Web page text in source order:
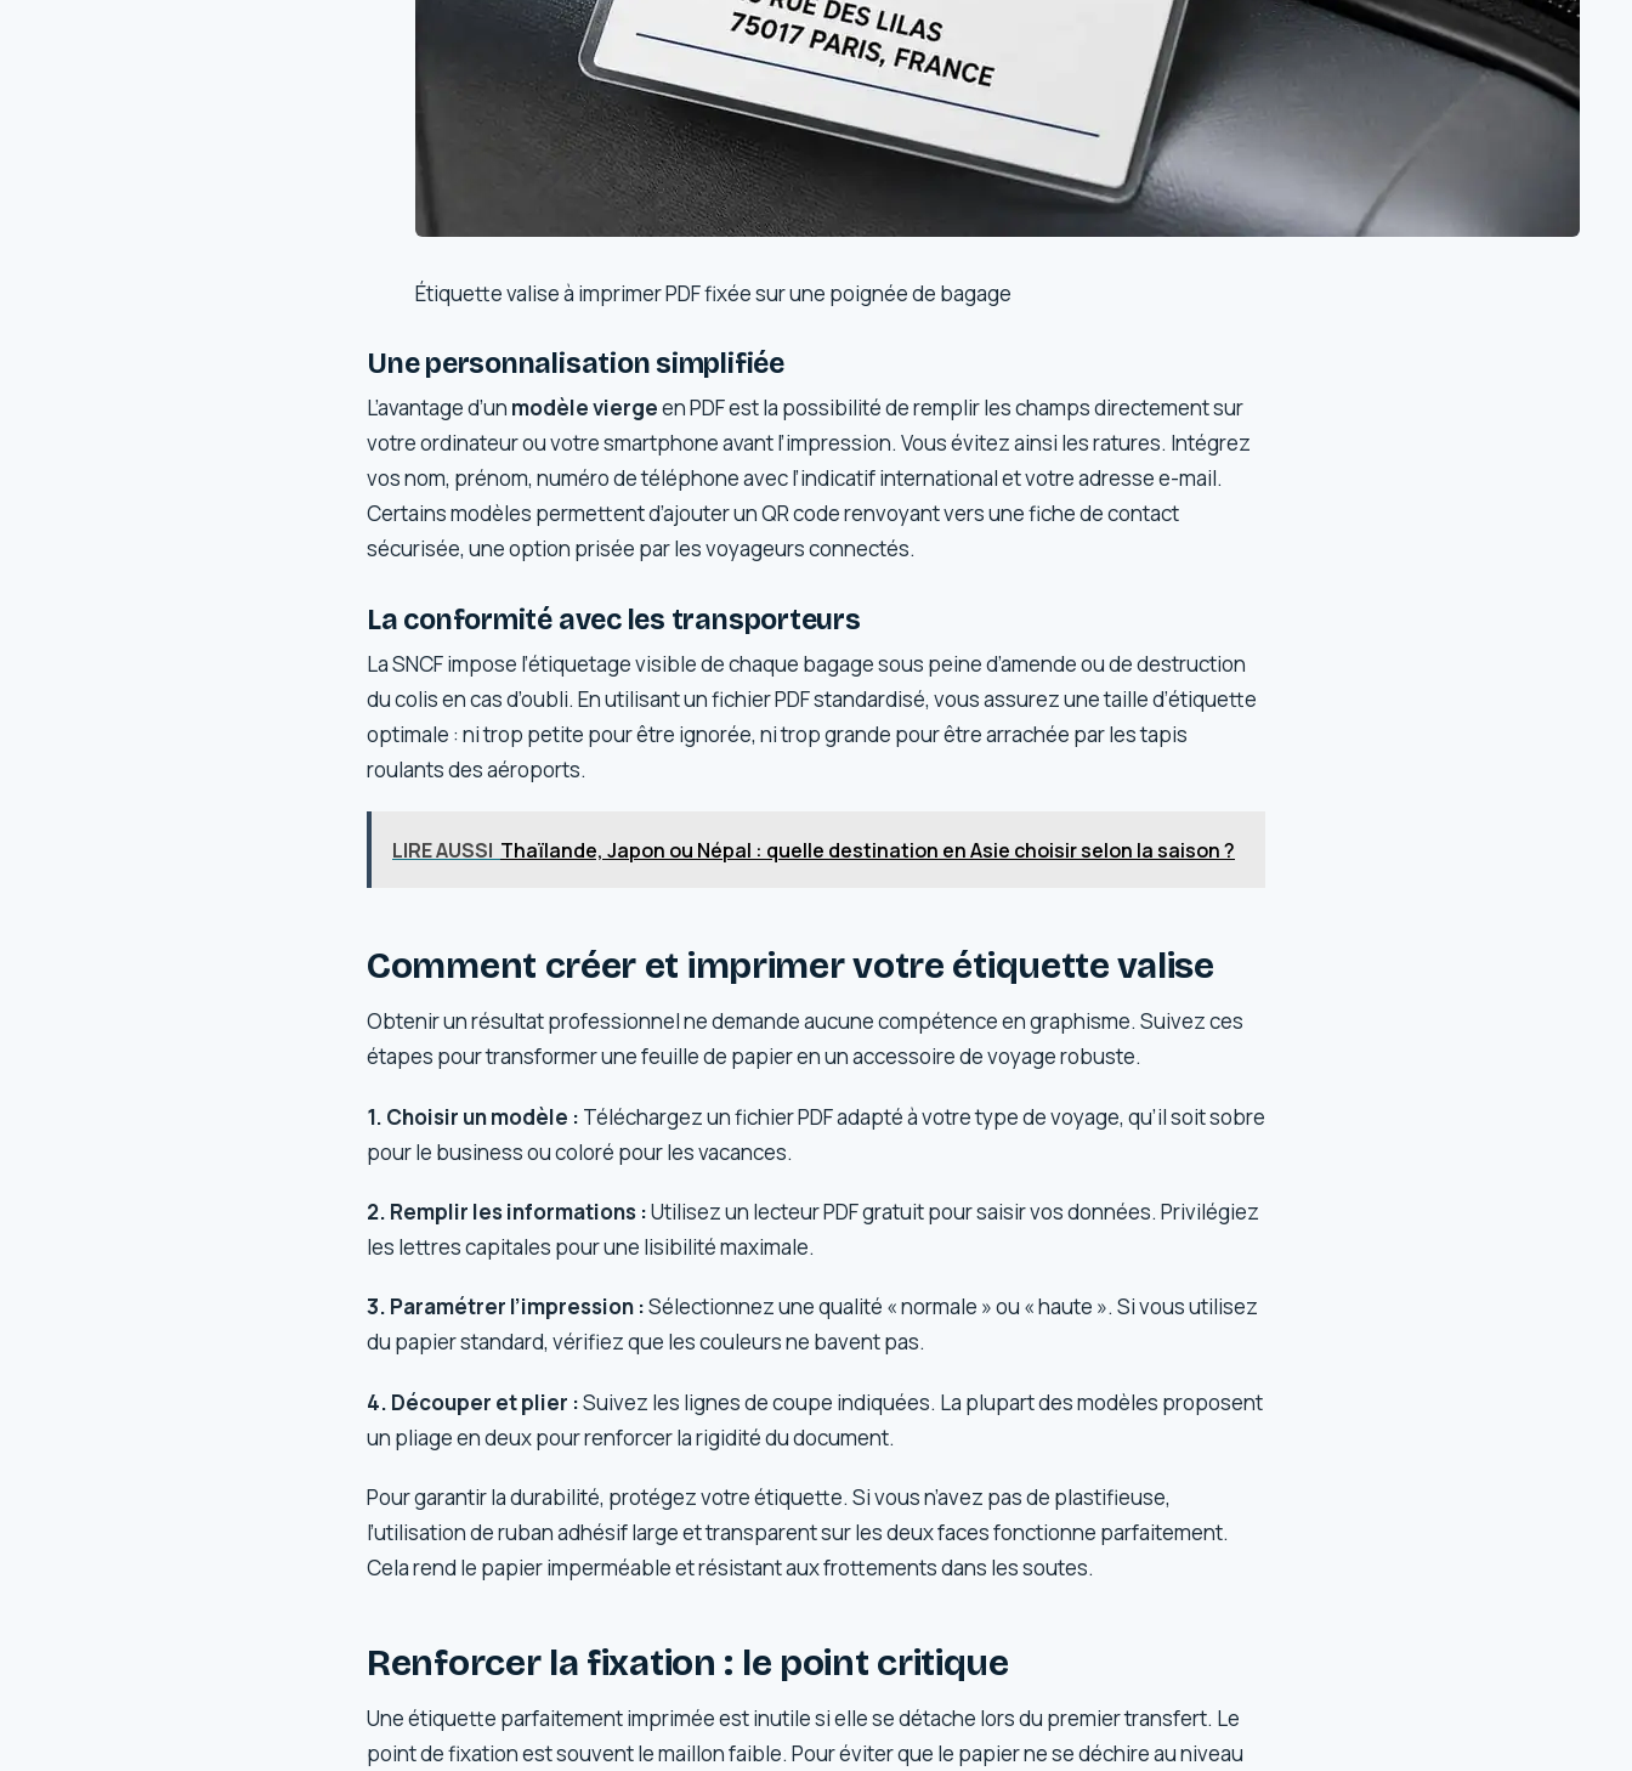
Étiquette valise à imprimer PDF fixée sur une poignée de bagage
Une personnalisation simplifiée
L’avantage d’un modèle viergeen PDF est la possibilité de remplir les champs directement sur
votre ordinateur ou votre smartphone avant l’impression. Vous évitez ainsi les ratures. Intégrez
vos nom, prénom, numéro de téléphone avec l’indicatif international et votre adresse e-mail.
Certains modèles permettent d’ajouter un QR code renvoyant vers une fiche de contact
sécurisée, une option prisée par les voyageurs connectés.
La conformité avec les transporteurs
La SNCF impose l’étiquetage visible de chaque bagage sous peine d’amende ou de destruction
du colis en cas d’oubli. En utilisant un fichier PDF standardisé, vous assurez une taille d’étiquette
optimale : ni trop petite pour être ignorée, ni trop grande pour être arrachée par les tapis
roulants des aéroports.
LIRE AUSSI Thaïlande, Japon ou Népal : quelle destination en Asie choisir selon la saison ?
Comment créer et imprimer votre étiquette valise
Obtenir un résultat professionnel ne demande aucune compétence en graphisme. Suivez ces
étapes pour transformer une feuille de papier en un accessoire de voyage robuste.
1. Choisir un modèle : Téléchargez un fichier PDF adapté à votre type de voyage, qu’il soit sobre
pour le business ou coloré pour les vacances.
2. Remplir les informations :Utilisez un lecteur PDF gratuit pour saisir vos données. Privilégiez
les lettres capitales pour une lisibilité maximale.
3. Paramétrer l’impression :Sélectionnez une qualité « normale » ou « haute ». Si vous utilisez
du papier standard, vérifiez que les couleurs ne bavent pas.
4. Découper et plier :Suivez les lignes de coupe indiquées. La plupart des modèles proposent
un pliage en deux pour renforcer la rigidité du document.
Pour garantir la durabilité, protégez votre étiquette. Si vous n’avez pas de plastifieuse,
l’utilisation de ruban adhésif large et transparent sur les deux faces fonctionne parfaitement.
Cela rend le papier imperméable et résistant aux frottements dans les soutes.
Renforcer la fixation : le point critique
Une étiquette parfaitement imprimée est inutile si elle se détache lors du premier transfert. Le
point de fixation est souvent le maillon faible. Pour éviter que le papier ne se déchire au niveau